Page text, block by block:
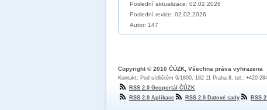
Poslední aktualizace: 02.02.2026
Poslední revize: 02.02.2026
Autor: 147
Copyright © 2010 ČÚZK, Všechna práva vyhrazena
Kontakt: Pod sídlištěm 9/1800, 182 11 Praha 8, tel.: +420
RSS 2.0 Geoportál ČÚZK
RSS 2.0 Aplikace
RSS 2.0 Datové sady RSS